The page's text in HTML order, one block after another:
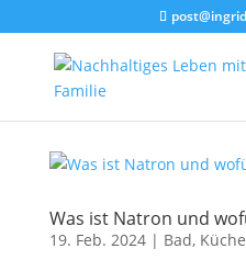
Was ist Natron und
19. Feb. 2024| Bad, Küche